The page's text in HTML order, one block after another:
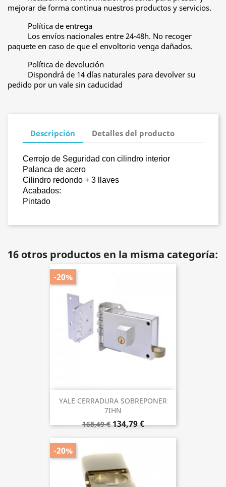
mejorar de forma continua nuestros productos y servicios.
Política de entrega
Los envíos nacionales entre 24-48h. No recoger
paquete en caso de que el envoltorio venga dañados.
Política de devolución
Dispondrá de 14 días naturales para devolver su
pedido por un vale sin caducidad
Descripción Detalles del producto
Cerrojo de Seguridad con cilindro interior
Palanca de acero
Cilindro redondo + 3 llaves
Acabados:
Pintado
16 otros productos en la misma categoría:
YALE CERRADURA SOBREPONER
7IHN
168,49 € 134,79 €
-20%
-20%